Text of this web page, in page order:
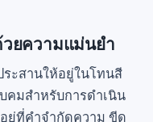
วยความแม่นยำ
ะสานให้อยู่ในโทนสี
คมสำหรับการดำเนิน
ยู่ที่คำจำกัดความ ขีด